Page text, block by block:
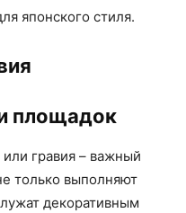
японского стиля.
площадок
гравия – важный
только выполняют
декоративным